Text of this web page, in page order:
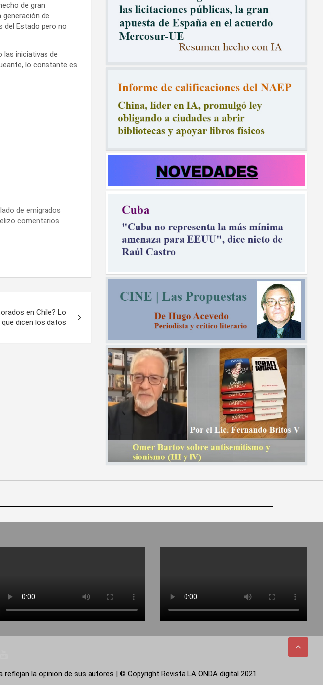
de gran
generación de
del Estado pero no
las iniciativas de
lo constante es
de emigrados
comentarios
en Chile? Lo
que dicen los datos
la opinion de sus autores | © Copyright Revista LA ONDA digital 2021